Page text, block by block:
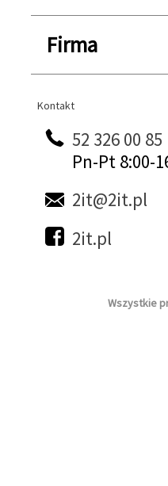
Firma
Kontakt
Kontakt
52 326 00 85
Pn-Pt 8:00-
2it@2it.pl
2it.pl
Wszystkie